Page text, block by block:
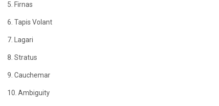
5. Firnas
6. Tapis Volant
7. Lagari
8. Stratus
9. Cauchemar
10. Ambiguity